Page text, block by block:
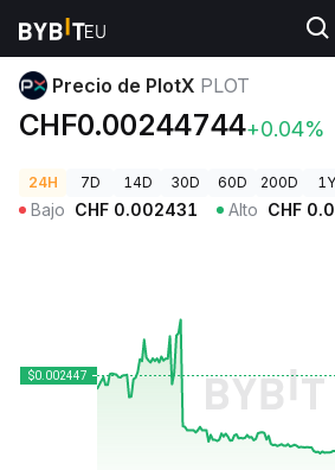
Precios de Criptomonedas Precio de
Precio de PlotX PLOT
CHF0.00244744+0.04%
24H 7D 14D 30D 60D 200D 1Y
Bajo CHF 0.002431 Alto CHF